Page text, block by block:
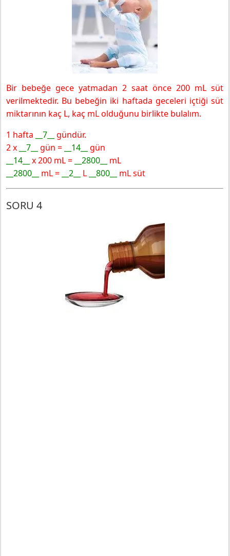
Bir bebeğe gece yatmadan 2 saat önce 200 mL süt
verilmektedir. Bu bebeğin iki haftada geceleri içtiği süt
miktarının kaç L, kaç mL olduğunu birlikte bulalım.
1 hafta
__7__
gündür.
2 x
__7__ gün = __14__
gün
__14__
x 200 mL = __2800__
mL
__2800__
mL = __2__ L __800__ mL süt
SORU 4